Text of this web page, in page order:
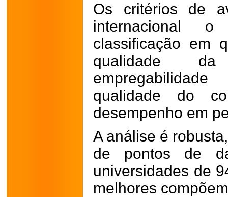
Os critérios de
internacional
classificação em
qualidade
qualidade do
desempenho em
A análise é
de pontos de
universidades de
melhores